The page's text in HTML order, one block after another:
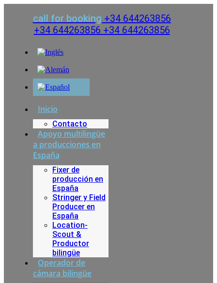
contenido
call for booking +34 644263856
+34 644263856 +34 644263856
Inicio
Contacto
Apoyo multilingüe
a producciones en
España
Fixer de
producción en
España
Stringer y Field
Producer en
España
Location-
Scout &
Productor
bilingüe
Operador de
cámara bilingüe